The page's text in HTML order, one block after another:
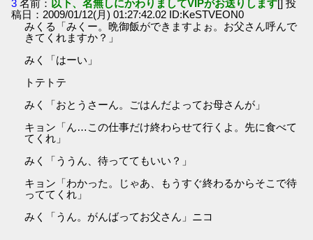
3 名前： 以下、名無しにかわりましてVIPがお送りします[] 投
稿日：2009/01/12(月) 01:27:42.02 ID:KeSTVEON0
みくる「みくー。晩御飯ができますよぉ。お父さん呼んで
きてくれますか？」
みく「はーい」
トテトテ
みく「おとうさーん。ごはんだよってお母さんが」
キョン「ん…この仕事だけ終わらせて行くよ。先に食べて
てくれ」
みく「ううん、待っててもいい？」
キョン「わかった。じゃあ、もうすぐ終わるからそこで待
っててくれ」
みく「うん。がんばってお父さん」ニコ